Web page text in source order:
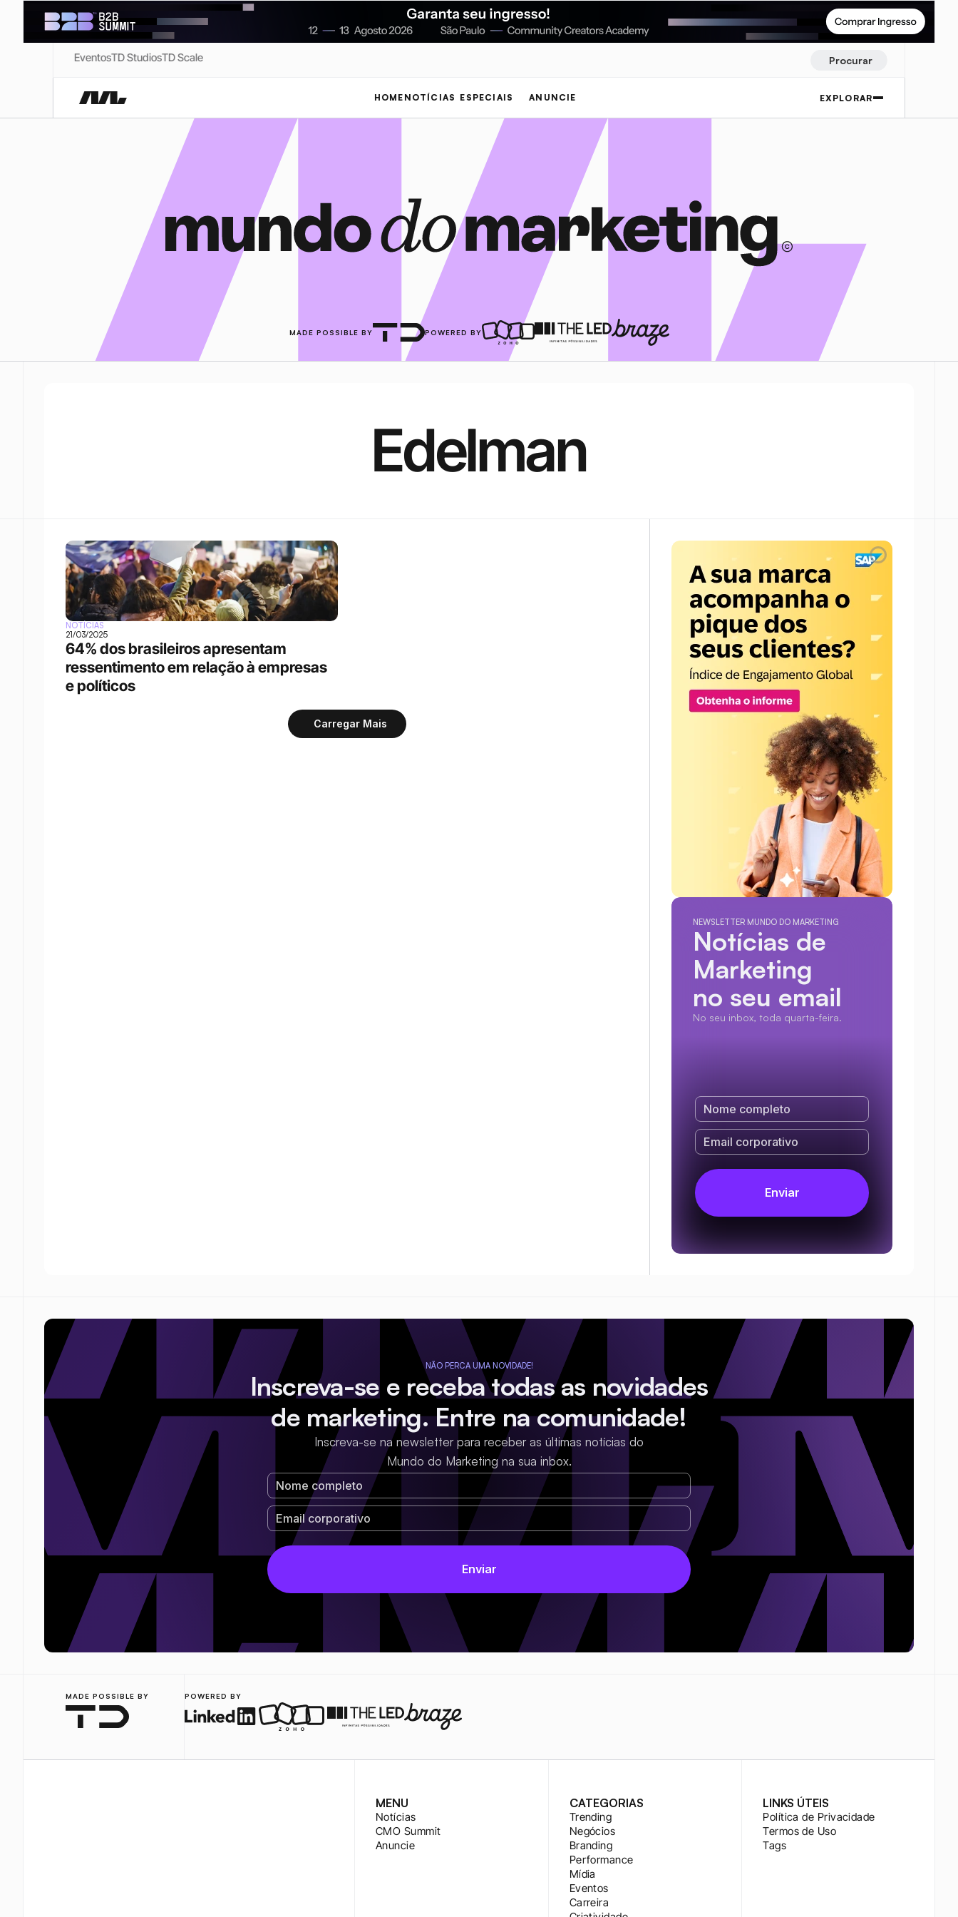
EventosTD StudiosTD Scale Procurar
HOME NOTÍCIAS ESPECIAIS ANUNCIE EXPLORAR
MADE POSSIBLE BY POWERED BY
Edelman
NOTÍCIAS
21/03/2025
64% dos brasileiros apresentam
ressentimento em relação à empresas
e políticos
Carregar Mais
NEWSLETTER MUNDO DO MARKETING
Notícias de
Marketing
no seu email
No seu inbox, toda quarta-feira.
NÃO PERCA UMA NOVIDADE!
Inscreva-se e receba todas as novidades
de marketing. Entre na comunidade!
Inscreva-se na newsletter para receber as últimas notícias do
Mundo do Marketing na sua inbox.
MADE POSSIBLE BY POWERED BY
MENU
Notícias
CMO Summit
Anuncie
CATEGORIAS
Trending
Negócios
Branding
Performance
Mídia
Eventos
Carreira
LINKS ÚTEIS
Política de Privacidade
Termos de Uso
Tags